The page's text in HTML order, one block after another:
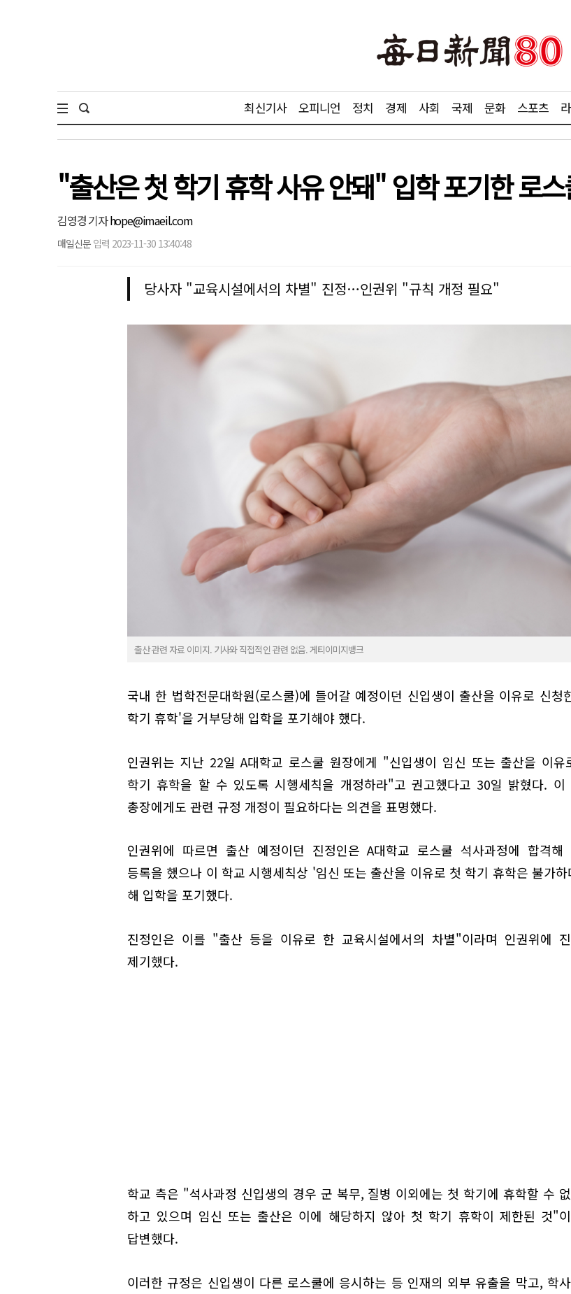
최신기사 오피니언 정치 경제 사회 국제 문화 스포츠
"출산은 첫 학기 휴학 사유 안돼" 입학 포기한 로
김영경 기자hope@imaeil.com
매일신문 입력 2023-11-30 13:40:48
당사자 "교육시설에서의 차별" 진정…인권위 "규칙 개정 필요"
출산 관련 자료 이미지. 기사와 직접적인 관련 없음. 게티이미지뱅크
국내 한 법학전문대학원(로스쿨)에 들어갈 예정이던 신입생이 출산을 이유로 신청
학기 휴학'을 거부당해 입학을 포기해야 했다.
인권위는 지난 22일 A대학교 로스쿨 원장에게 "신입생이 임신 또는 출산을 이유
학기 휴학을 할 수 있도록 시행세칙을 개정하라"고 권고했다고 30일 밝혔다. 이
총장에게도 관련 규정 개정이 필요하다는 의견을 표명했다.
인권위에 따르면 출산 예정이던 진정인은 A대학교 로스쿨 석사과정에 합격해
등록을 했으나 이 학교 시행세칙상 '임신 또는 출산을 이유로 첫 학기 휴학은 불가
해 입학을 포기했다.
진정인은 이를 "출산 등을 이유로 한 교육시설에서의 차별"이라며 인권위에
제기했다.
학교 측은 "석사과정 신입생의 경우 군 복무, 질병 이외에는 첫 학기에 휴학할 수
하고 있으며 임신 또는 출산은 이에 해당하지 않아 첫 학기 휴학이 제한된 것"
답변했다.
이러한 규정은 신입생이 다른 로스쿨에 응시하는 등 인재의 외부 유출을 막고, 학